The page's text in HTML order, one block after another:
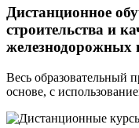
Дистанционное
строительства и
железнодорожных
Весь образовательный
основе, с